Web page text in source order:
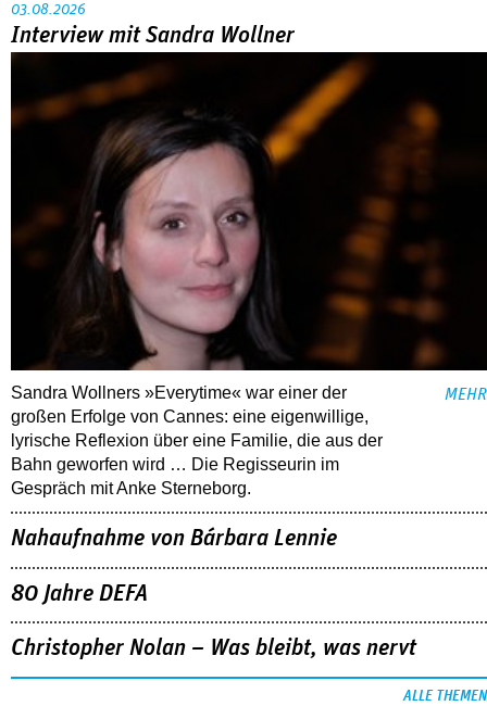
03.08.2026
Interview mit Sandra Wollner
Sandra Wollners »Everytime« war einer der
großen Erfolge von Cannes: eine eigenwillige,
lyrische Reflexion über eine ­Familie, die aus der
Bahn geworfen wird … Die Regisseurin im
Gespräch mit Anke Sterneborg.
MEHR
Nahaufnahme von Bárbara Lennie
80 Jahre DEFA
Christopher Nolan – Was bleibt, was nervt
ALLE THEMEN